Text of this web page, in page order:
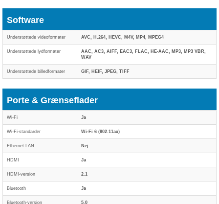
Software
Understøttede videoformater AVC, H.264, HEVC, M4V, MP4, MPEG4
Understøttede lydformater
AAC, AC3, AIFF, EAC3, FLAC, HE-AAC, MP3, MP3 VBR,
WAV
Understøttede billedformater GIF, HEIF, JPEG, TIFF
Porte & Grænseflader
Wi-Fi Ja
Wi-Fi-standarder Wi-Fi 6 (802.11ax)
Ethernet LAN Nej
HDMI Ja
HDMI-version 2.1
Bluetooth Ja
Bluetooth-version 5.0